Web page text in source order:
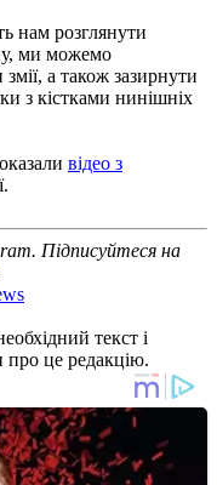
нам розглянути
ми можемо
а також зазирнути
з кістками нинішніх
відео з
Підписуйтеся на
текст і
про це редакцію.